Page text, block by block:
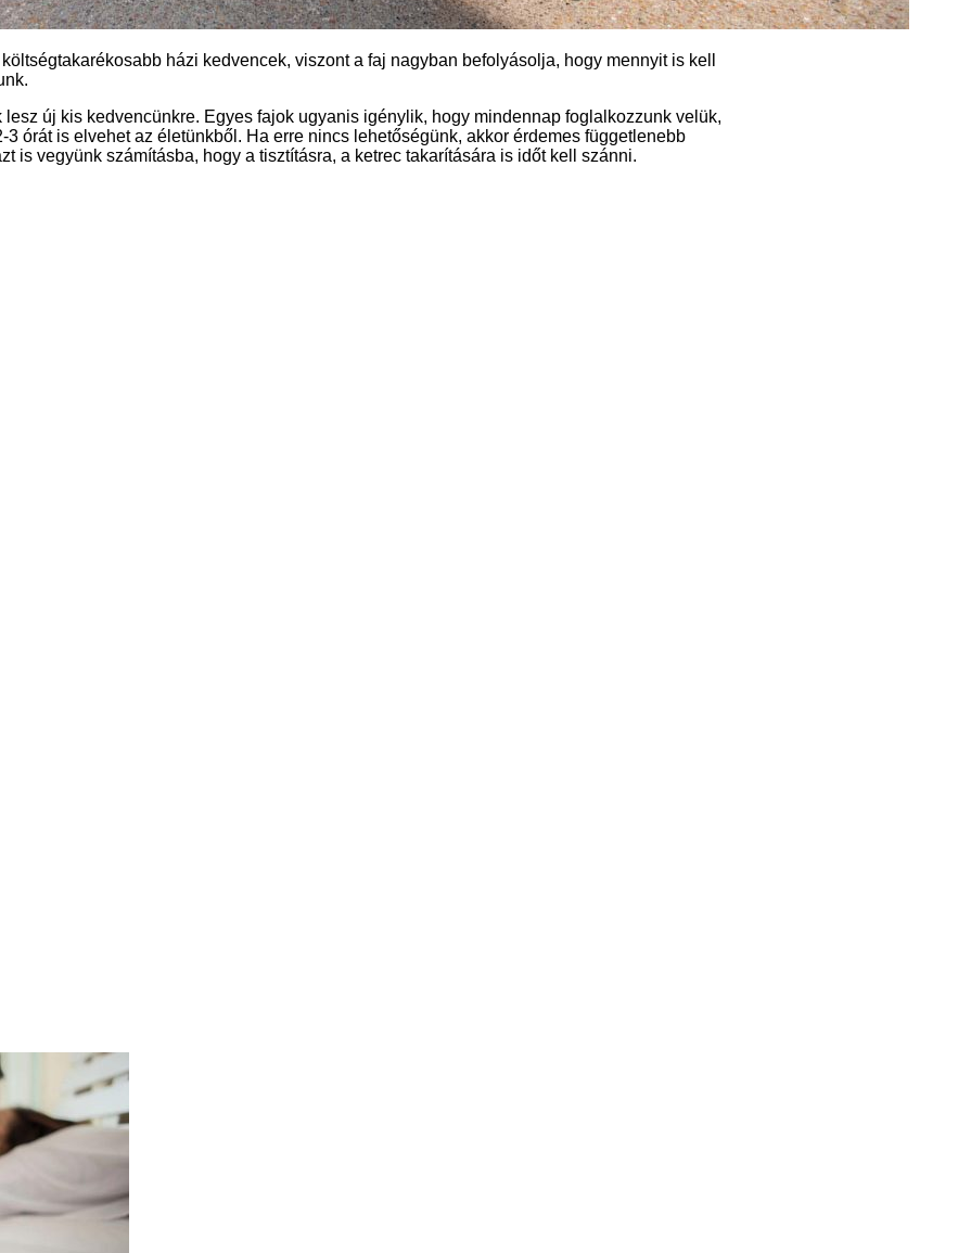
házi kedvencek, viszont a faj nagyban befolyásolja, hogy mennyit is kell
új kis kedvencünkre. Egyes fajok ugyanis igénylik, hogy mindennap foglalkozzunk velük,
órát is elvehet az életünkből. Ha erre nincs lehetőségünk, akkor érdemes függetlenebb
is vegyünk számításba, hogy a tisztításra, a ketrec takarítására is időt kell szánni.